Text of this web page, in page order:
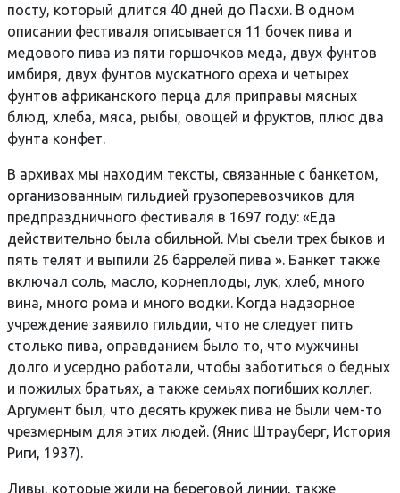
посту, который длится 40 дней до Пасхи. В одном
описании фестиваля описывается 11 бочек пива и
медового пива из пяти горшочков меда, двух фунтов
имбиря, двух фунтов мускатного ореха и четырех
фунтов африканского перца для приправы мясных
блюд, хлеба, мяса, рыбы, овощей и фруктов, плюс два
фунта конфет.
В архивах мы находим тексты, связанные с банкетом,
организованным гильдией грузоперевозчиков для
предпраздничного фестиваля в 1697 году: «Еда
действительно была обильной. Мы съели трех быков и
пять телят и выпили 26 баррелей пива ». Банкет также
включал соль, масло, корнеплоды, лук, хлеб, много
вина, много рома и много водки. Когда надзорное
учреждение заявило гильдии, что не следует пить
столько пива, оправданием было то, что мужчины
долго и усердно работали, чтобы заботиться о бедных
и пожилых братьях, а также семьях погибших коллег.
Аргумент был, что десять кружек пива не были чем-то
чрезмерным для этих людей. (Янис Штрауберг, История
Риги, 1937).
Ливы, которые жили на береговой линии, также